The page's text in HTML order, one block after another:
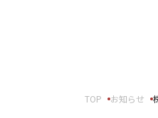
TOP お知らせ